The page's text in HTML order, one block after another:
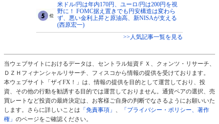
米ドル/円は年内170円、ユーロ/円は200円を視
野に！ FOMC据え置きでも円安構造は変わら
ず、悪い金利上昇と原油高、新NISAが支える
(西原宏一)
>>人気記事一覧を見る
当ウェブサイトにおけるデータは、セントラル短資ＦＸ、クォンツ・リサーチ、
ＤＺＨフィナンシャルリサーチ、フィスコから情報の提供を受けております。
本ウェブサイト「ザイFX！」は、情報の提供を目的として運営しており、投
資、その他の行動を勧誘する目的では運営しておりません。通貨ペアの選択、売
買レートなど投資の最終決定は、お客様ご自身の判断でなさるようにお願いいた
します。さらに詳しいことは 「免責事項」
「プライバシー・ポリシー、著作
権」 のページをご確認ください。